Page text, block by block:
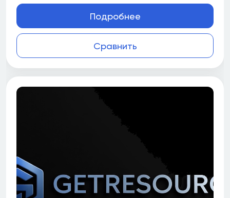
Сравнить
Подробнее